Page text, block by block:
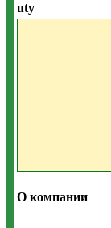
uty
О компании